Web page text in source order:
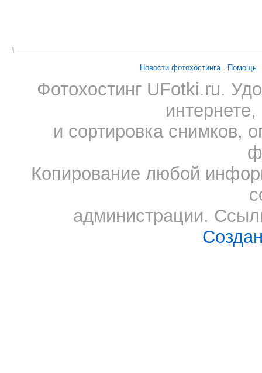
Новости фотохостинга Помощь
Фотохостинг UFotki.ru.
и сортировка снимков,
Копирование любой
администрации.